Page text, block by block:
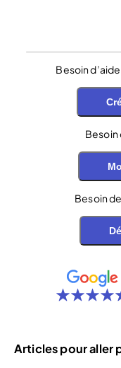
Besoin
Besoin de
Articles pour aller